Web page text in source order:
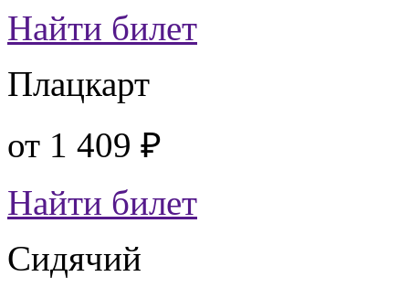
Найти билет
Плацкарт
от 1 409 ₽
Найти билет
Сидячий